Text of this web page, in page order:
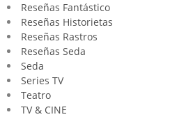
Reseñas Fantástico
Reseñas Historietas
Reseñas Rastros
Reseñas Seda
Seda
Series TV
Teatro
TV & CINE